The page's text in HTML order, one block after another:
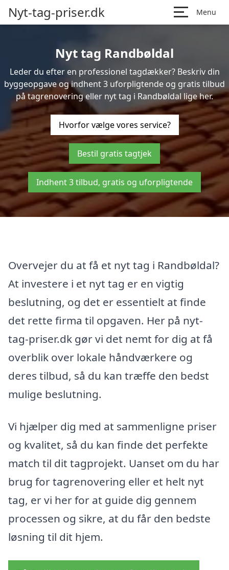
Nyt-tag-priser.dk Menu
Nyt tag Randbøldal
Leder du efter en professionel tagdækker? Beskriv din
byggeopgave og indhent 3 uforpligtende og gratis tilbud
på tagrenovering eller nyt tag i Randbøldal lige her.
Hvorfor vælge vores service?
Bestil gratis tagtjek
Indhent 3 tilbud, gratis og uforpligtende
Overvejer du at få et nyt tag i Randbøldal?
At investere i et nyt tag er en vigtig
beslutning, og det er essentielt at finde
det rette firma til opgaven. Her på nyt-
tag-priser.dk gør vi det nemt for dig at få
overblik over lokale håndværkere og
deres tilbud, så du kan træffe den bedst
mulige beslutning.
Vi hjælper dig med at sammenligne priser
og kvalitet, så du kan finde det perfekte
match til dit tagprojekt. Uanset om du har
brug for tagrenovering eller et helt nyt
tag, er vi her for at guide dig gennem
processen og sikre, at du får den bedste
løsning til dit hjem.